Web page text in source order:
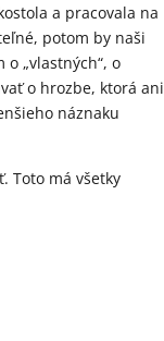
a pracovala na
potom by naši
„vlastných“, o
o hrozbe, ktorá ani
náznaku
Toto má všetky